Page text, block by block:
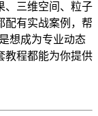
、三维空间、粒子
配有实战案例，帮
想成为专业动态
教程都能为你提供